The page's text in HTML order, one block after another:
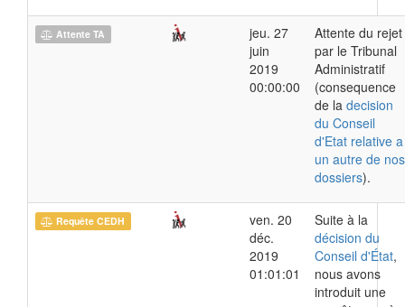
Attente TA
jeu. 27
juin
2019
00:00:00
Attente du rejet
par le Tribunal
Administratif
(consequence
de la decision
du Conseil
d'Etat relative a
un autre de nos
dossiers).
Requête CEDH
ven. 20
déc.
2019
01:01:01
Suite à la
décision du
Conseil d'État,
nous avons
introduit une